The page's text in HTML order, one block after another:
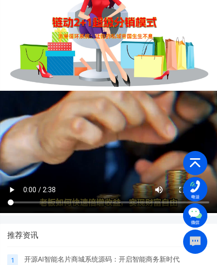
推荐资讯
1 开源AI智能名片商城系统源码：开启智能商务新时代